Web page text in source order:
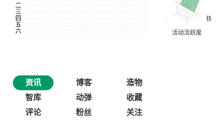
资讯 博客
造物
智库
动弹
收藏
评论
粉丝 关注